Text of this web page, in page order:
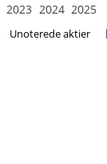
2023 2024 2025
Unoterede aktier